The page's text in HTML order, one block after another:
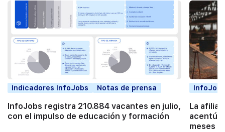
Indicadores InfoJobs Notas de prensa
InfoJobs registra 210.884 vacantes en julio,
con el impulso de educación y formación
La
acentúa
meses